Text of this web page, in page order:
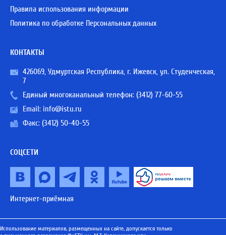
Правила использования информации
Политика по обработке Персональных данных
КОНТАКТЫ
426069, Удмуртская Республика, г. Ижевск, ул. Студенческая,
7
Единый многоканальный телефон: (3412) 77-60-55
Email: info@istu.ru
Факс: (3412) 50-40-55
СОЦСЕТИ
Интернет-приёмная
Использование материалов, размещенных на сайте, допускается только